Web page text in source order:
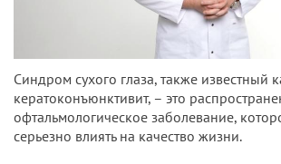
Синдром сухого глаза, также известный
кератоконъюнктивит, – это
офтальмологическое заболевание,
серьезно влиять на качество жизни.